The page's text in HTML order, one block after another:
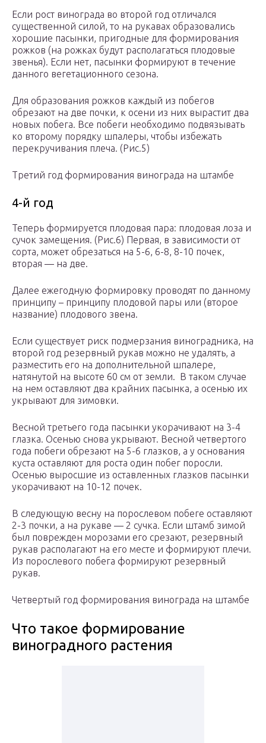
Если рост винограда во второй год отличался
существенной силой, то на рукавах образовались
хорошие пасынки, пригодные для формирования
рожков (на рожках будут располагаться плодовые
звенья). Если нет, пасынки формируют в течение
данного вегетационного сезона.
Для образования рожков каждый из побегов
обрезают на две почки, к осени из них вырастит два
новых побега. Все побеги необходимо подвязывать
ко второму порядку шпалеры, чтобы избежать
перекручивания плеча. (Рис.5)
Третий год формирования винограда на штамбе
4-й год
Теперь формируется плодовая пара: плодовая лоза и
сучок замещения. (Рис.6) Первая, в зависимости от
сорта, может обрезаться на 5-6, 6-8, 8-10 почек,
вторая — на две.
Далее ежегодную формировку проводят по данному
принципу – принципу плодовой пары или (второе
название) плодового звена.
Если существует риск подмерзания виноградника, на
второй год резервный рукав можно не удалять, а
разместить его на дополнительной шпалере,
натянутой на высоте 60 см от земли. В таком случае
на нем оставляют два крайних пасынка, а осенью их
укрывают для зимовки.
Весной третьего года пасынки укорачивают на 3-4
глазка. Осенью снова укрывают. Весной четвертого
года побеги обрезают на 5-6 глазков, а у основания
куста оставляют для роста один побег поросли.
Осенью выросшие из оставленных глазков пасынки
укорачивают на 10-12 почек.
В следующую весну на порослевом побеге оставляют
2-3 почки, а на рукаве — 2 сучка. Если штамб зимой
был поврежден морозами его срезают, резервный
рукав располагают на его месте и формируют плечи.
Из порослевого побега формируют резервный
рукав.
Четвертый год формирования винограда на штамбе
Что такое формирование
виноградного растения